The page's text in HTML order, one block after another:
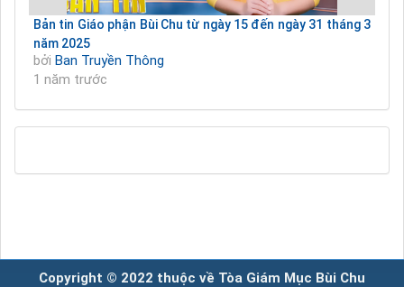
Bản tin Giáo phận Bùi Chu từ ngày 15 đến ngày 31 tháng 3
năm 2025
bởi Ban Truyền Thông
1 năm trước
Copyright © 2022 thuộc về Tòa Giám Mục Bùi Chu